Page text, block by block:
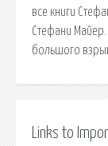
все книги
Стефани
большого
Links to